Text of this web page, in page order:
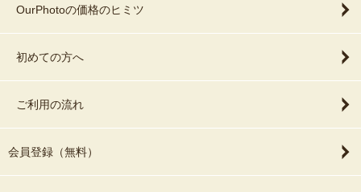
OurPhotoの価格のヒミツ
初めての方へ
ご利用の流れ
会員登録（無料）